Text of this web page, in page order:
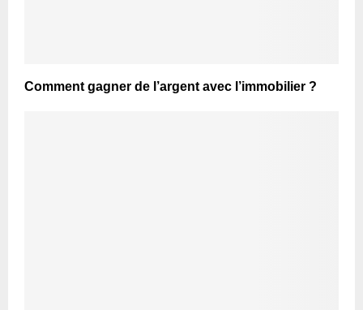
Comment gagner de l’argent avec l’immobilier ?